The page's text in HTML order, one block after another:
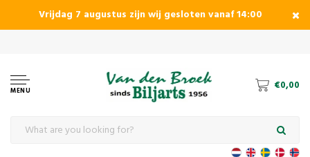
Vrijdag 7 augustus zijn wij gesloten vanaf 14:00
MENU €0,00